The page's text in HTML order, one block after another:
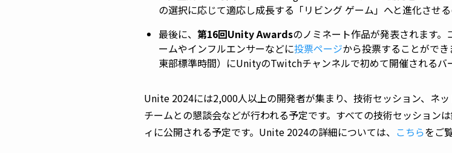
の選択に応じて適応し成長する「リビング ゲーム」へと進化させる
最後に、 第16回Unity Awardsのノミネート作品が発表されます
ームやインフルエンサーなどに投票ページから投票することがで
東部標準時間）にUnityのTwitchチャンネルで初めて開催されるバ
Unite 2024には2,000人以上の開発者が集まり、技術セッション、ネ
チームとの懇談会などが行われる予定です。すべての技術セッション
ィに公開される予定です。Unite 2024の詳細については、 こちらをご